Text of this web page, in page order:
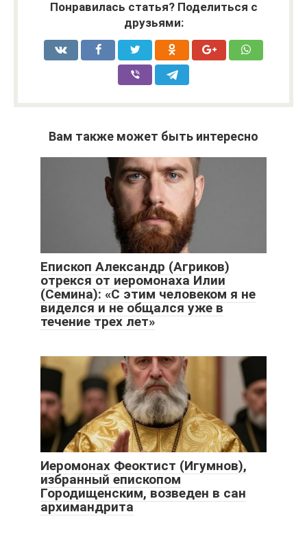
Понравилась статья? Поделиться с
друзьями:
Вам также может быть интересно
Епископ Александр (Агриков)
отрекся от иеромонаха Илии
(Семина): «С этим человеком я не
виделся и не общался уже в
течение трех лет»
Иеромонах Феоктист (Игумнов),
избранный епископом
Городищенским, возведен в сан
архимандрита